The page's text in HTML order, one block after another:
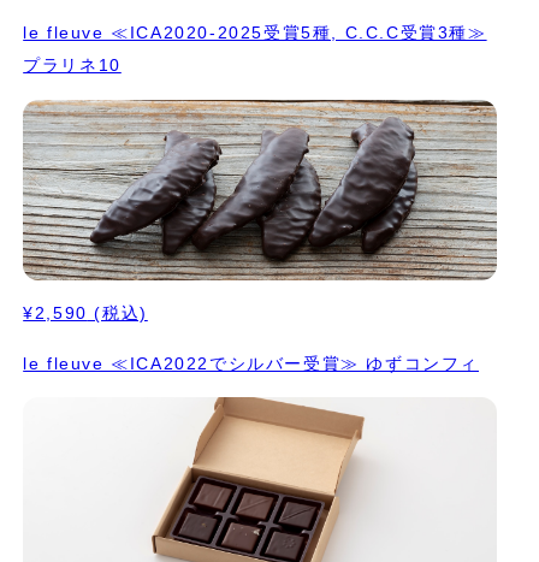
le fleuve ≪ICA2020-2025受賞5種, C.C.C受賞3種≫
プラリネ10
¥2,590 (税込)
le fleuve ≪ICA2022でシルバー受賞≫ ゆずコンフィ